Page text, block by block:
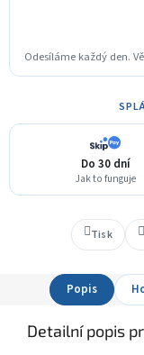
Odesíláme každý den.
Do 30 dní
Jak to funguje
Tisk
Popis
Detailní popis